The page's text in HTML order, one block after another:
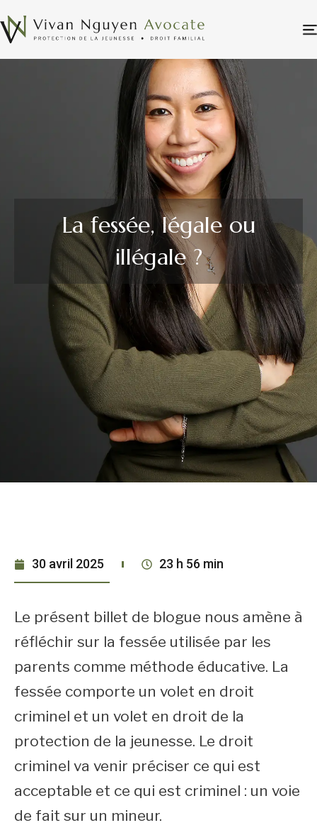
La fessée, légale ou
illégale ?
30 avril 2025 23 h 56 min
Le présent billet de blogue nous amène à
réfléchir sur la fessée utilisée par les
parents comme méthode éducative. La
fessée comporte un volet en droit
criminel et un volet en droit de la
protection de la jeunesse. Le droit
criminel va venir préciser ce qui est
acceptable et ce qui est criminel : un voie
de fait sur un mineur.